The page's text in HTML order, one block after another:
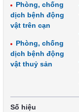
Phòng, chống
dịch bệnh động
vật trên cạn
Phòng, chống
dịch bệnh động
vật thuỷ sản
Số hiệu